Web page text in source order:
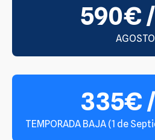
590€
AGOSTO
335€
TEMPORADA BAJA (1 de